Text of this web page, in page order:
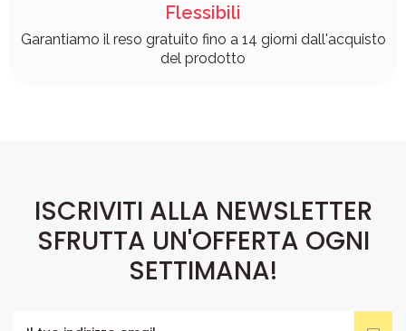
Flessibili
Garantiamo il reso gratuito fino a 14 giorni dall'acquisto
del prodotto
ISCRIVITI ALLA NEWSLETTER
SFRUTTA UN'OFFERTA OGNI
SETTIMANA!